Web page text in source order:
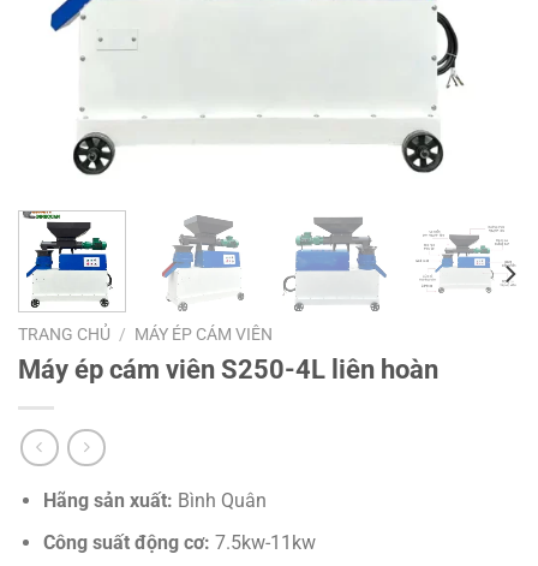
TRANG CHỦ / MÁY ÉP CÁM VIÊN
Máy ép cám viên S250-4L liên hoàn
Hãng sản xuất: Bình Quân
Công suất động cơ: 7.5kw-11kw